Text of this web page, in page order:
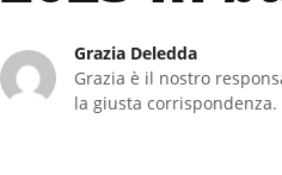
Grazia Deledda
Grazia è il nostro
la giusta